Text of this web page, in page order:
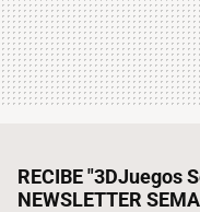
RECIBE "3DJuegos
NEWSLETTER